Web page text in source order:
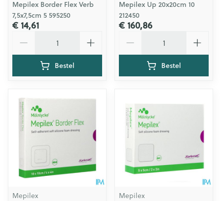
Mepilex Border Flex Verb
7,5x7,5cm 5 595250
€ 14,61
Bestel
Mepilex Up 20x20cm 10
212450
€ 160,86
Bestel
Mepilex
Mepilex